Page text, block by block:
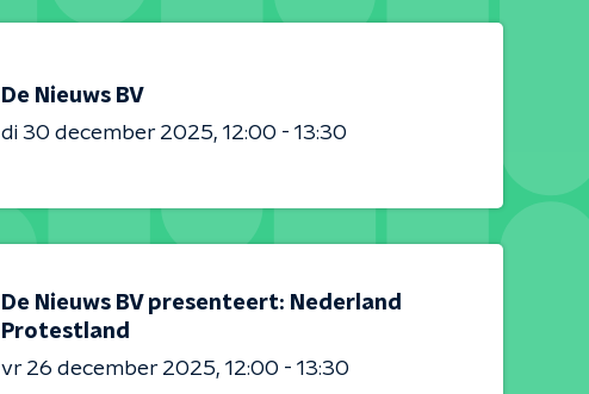
De Nieuws BV
di 30 december 2025 12:00 - 13:30
De Nieuws BV presenteert: Nederland
Protestland
vr 26 december 2025 12:00 - 13:30